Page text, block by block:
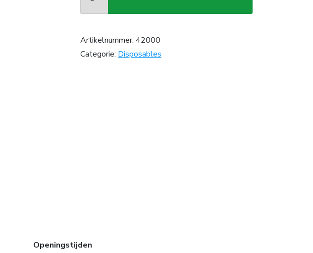
Artikelnummer: 42000
Categorie: Disposables
Openingstijden